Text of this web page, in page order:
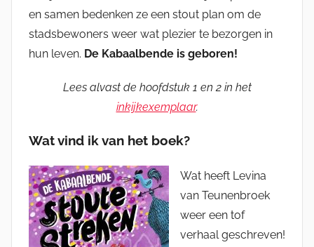
en samen bedenken ze een stout plan om de
stadsbewoners weer wat plezier te bezorgen in
hun leven. De Kabaalbende is geboren!
Lees alvast de hoofdstuk 1 en 2 in het
inkijkexemplaar.
Wat vind ik van het boek?
Wat heeft Levina
van Teunenbroek
weer een tof
verhaal geschreven!